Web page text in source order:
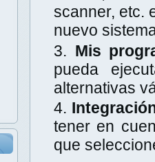
scanner, etc.
nuevo
Mis
pueda
alternativas
tener en
que